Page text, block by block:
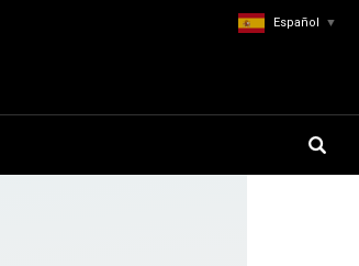
Español ▼